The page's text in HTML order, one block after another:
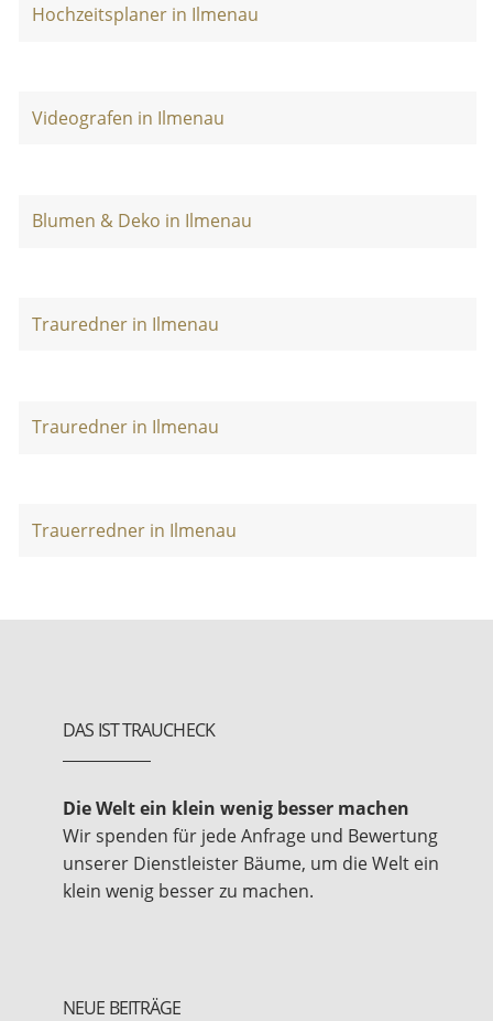
Hochzeitsplaner in Ilmenau
Videografen in Ilmenau
Blumen & Deko in Ilmenau
Trauredner in Ilmenau
Trauredner in Ilmenau
Trauerredner in Ilmenau
DAS IST TRAUCHECK
Die Welt ein klein wenig besser machen
Wir spenden für jede Anfrage und Bewertung
unserer Dienstleister Bäume, um die Welt ein
klein wenig besser zu machen.
NEUE BEITRÄGE